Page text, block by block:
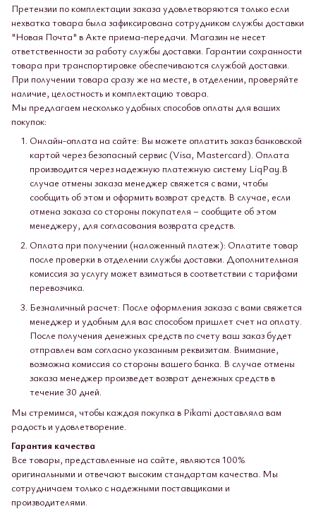
Претензии по комплектации заказа удовлетворяются только если
нехватка товара была зафиксирована сотрудником службы доставки
"Новая Почта" в Акте приема-передачи. Магазин не несет
ответственности за работу службы доставки. Гарантии сохранности
товара при транспортировке обеспечиваются службой доставки.
При получении товара сразу же на месте, в отделении, проверяйте
наличие, целостность и комплектацию товара.
Мы предлагаем несколько удобных способов оплаты для ваших
покупок:
Онлайн-оплата на сайте: Вы можете оплатить заказ банковской
картой через безопасный сервис (Visa, Mastercard). Оплата
производится через надежную платежную систему LiqPay.В
случае отмены заказа менеджер свяжется с вами, чтобы
сообщить об этом и оформить возврат средств. В случае, если
отмена заказа со стороны покупателя – сообщите об этом
менеджеру, для согласования возврата средств.
Оплата при получении (наложенный платеж): Оплатите товар
после проверки в отделении службы доставки. Дополнительная
комиссия за услугу может взиматься в соответствии с тарифами
перевозчика.
Безналичный расчет: После оформления заказа с вами свяжется
менеджер и удобным для вас способом пришлет счет на оплату.
После получения денежных средств по счету ваш заказ будет
отправлен вам согласно указанным реквизитам. Внимание,
возможна комиссия со стороны вашего банка. В случае отмены
заказа менеджер произведет возврат денежных средств в
течение 30 дней.
Мы стремимся, чтобы каждая покупка в Pikami доставляла вам
радость и удовлетворение.
Гарантия качества
Все товары, представленные на сайте, являются 100%
оригинальными и отвечают высоким стандартам качества. Мы
сотрудничаем только с надежными поставщиками и
производителями.